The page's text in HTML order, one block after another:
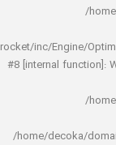
rocket/inc/
#8
/home/